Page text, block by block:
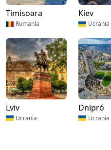
Timisoara
Rumanía
Kiev
Ucrania
Lviv
Ucrania
Dnipró
Ucrania